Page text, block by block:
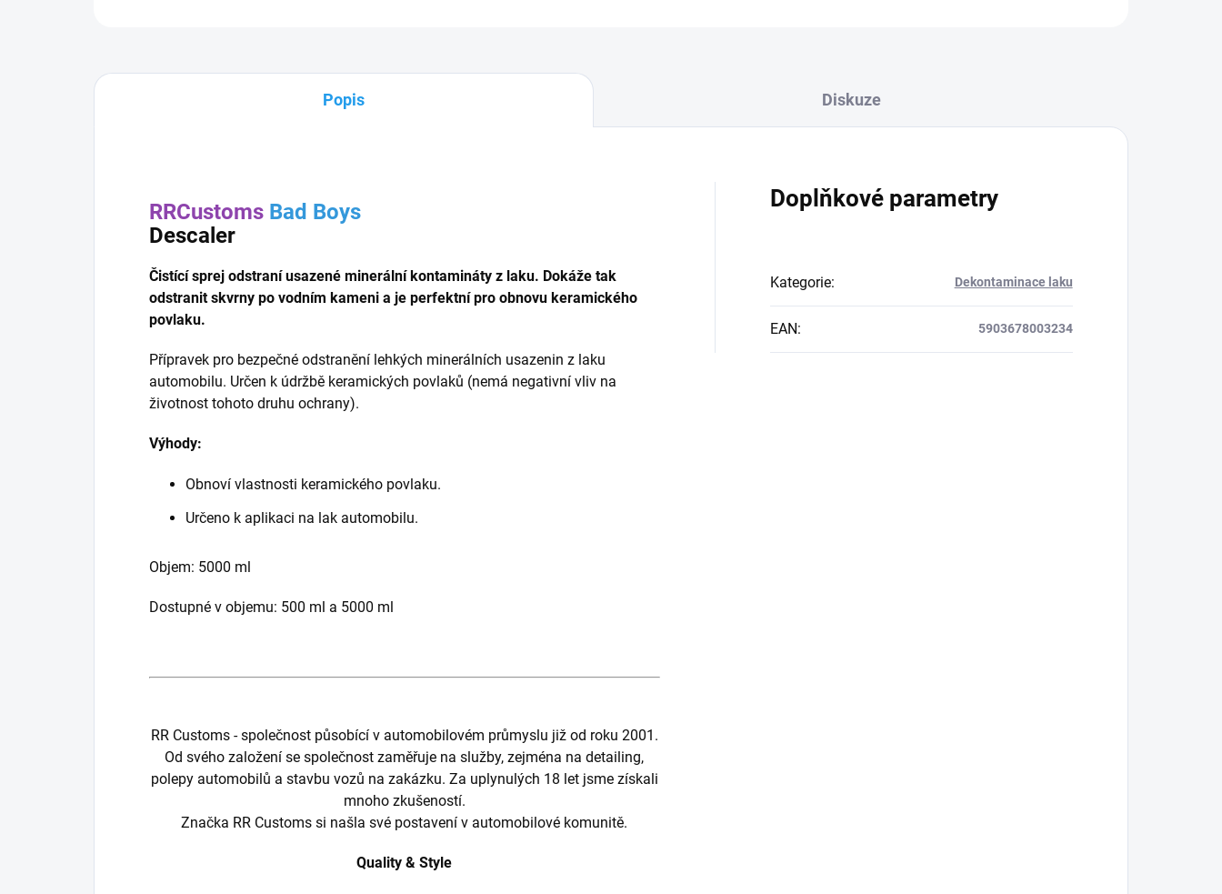
Popis Diskuze
RRCustoms Bad Boys
Descaler
Čistící sprej odstraní usazené minerální kontamináty z laku. Dokáže tak
odstranit skvrny po vodním kameni a je perfektní pro obnovu keramického
povlaku.
Přípravek pro bezpečné odstranění lehkých minerálních usazenin z laku
automobilu. Určen k údržbě keramických povlaků (nemá negativní vliv na
životnost tohoto druhu ochrany).
Výhody:
Obnoví vlastnosti keramického povlaku.
Určeno k aplikaci na lak automobilu.
Objem: 5000 ml
Dostupné v objemu: 500 ml a 5000 ml
RR Customs - společnost působící v automobilovém průmyslu již od roku 2001.
Od svého založení se společnost zaměřuje na služby, zejména na detailing,
polepy automobilů a stavbu vozů na zakázku. Za uplynulých 18 let jsme získali
mnoho zkušeností.
Značka RR Customs si našla své postavení v automobilové komunitě.
Quality & Style
Doplňkové parametry
Kategorie: Dekontaminace laku
EAN: 5903678003234